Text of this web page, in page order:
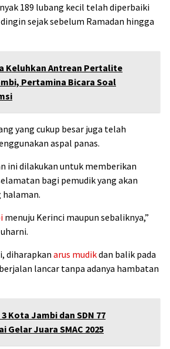
189 lubang kecil telah diperbaiki
sejak sebelum Ramadan hingga
Keluhkan Antrean Pertalite
Pertamina Bicara Soal
yang cukup besar juga telah
aspal panas.
ini dilakukan untuk memberikan
bagi pemudik yang akan
halaman.
menuju Kerinci maupun sebaliknya,”
diharapkan arus mudikdan balik pada
lancar tanpa adanya hambatan
3 Kota Jambi dan SDN 77
Gelar Juara SMAC 2025